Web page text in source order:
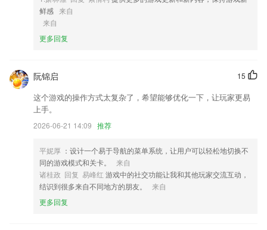
6,软件会有目的性的针对返回学习报告。
利来w66软件优势
2.在考试来临前可以随时开启考前押题训练，练习更多重点知识。
3.一键锁屏孩子设备
4.，通过不同维度初步了解选考科目要求
5.精准的训练题目
利来w66更新了什么?
添加标记缩放。
增加光大银行随机立减功能。
鲜感 来自
来自
更多回复
15
阮锦启
这个游戏的操作方式太复杂了，希望能够优化一下，让玩家更易
上手。
2026-06-21 14:09 推荐
平妮厚 ：设计一个易于导航的菜单系统，让用户可以轻松地切换不
同的游戏模式和关卡。
来自
诸桂政 回复 易峰红 游戏中的社交功能让我和其他玩家交流互动，
结识到很多来自不同地方的朋友。
来自
更多回复